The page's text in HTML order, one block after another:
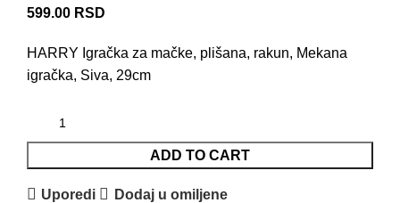
599.00 RSD
HARRY Igračka za mačke, plišana, rakun, Mekana
igračka, Siva, 29cm
ADD TO CART
Uporedi Dodaj u omiljene